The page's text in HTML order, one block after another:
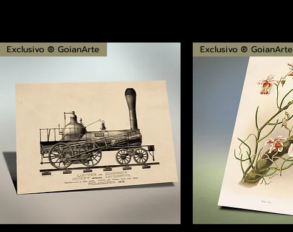
Exclusivo ® GoianArte Exclusivo ® GoianArte